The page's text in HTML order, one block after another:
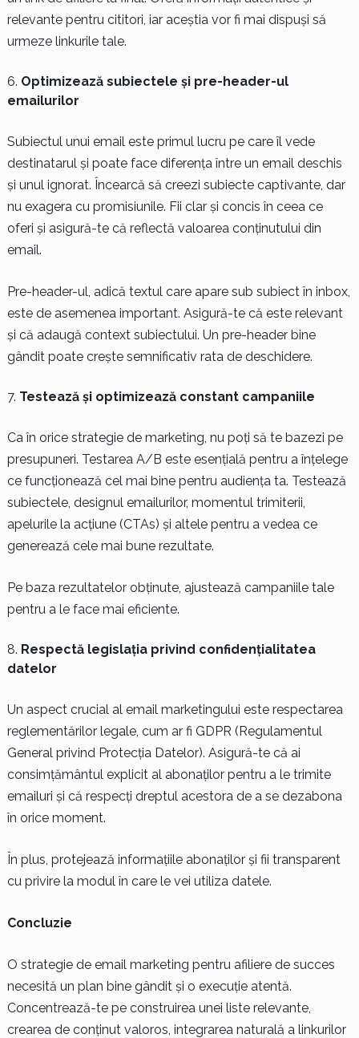
relevante pentru cititori, iar aceștia vor fi mai dispuși să
urmeze linkurile tale.
Optimizează subiectele și pre-header-ul
emailurilor
Subiectul unui email este primul lucru pe care îl vede
destinatarul și poate face diferența între un email deschis
și unul ignorat. Încearcă să creezi subiecte captivante, dar
nu exagera cu promisiunile. Fii clar și concis în ceea ce
oferi și asigură-te că reflectă valoarea conținutului din
email.
Pre-header-ul, adică textul care apare sub subiect în inbox,
este de asemenea important. Asigură-te că este relevant
și că adaugă context subiectului. Un pre-header bine
gândit poate crește semnificativ rata de deschidere.
Testează și optimizează constant campaniile
Ca în orice strategie de marketing, nu poți să te bazezi pe
presupuneri. Testarea A/B este esențială pentru a înțelege
ce funcționează cel mai bine pentru audiența ta. Testează
subiectele, designul emailurilor, momentul trimiterii,
apelurile la acțiune (CTAs) și altele pentru a vedea ce
generează cele mai bune rezultate.
Pe baza rezultatelor obținute, ajustează campaniile tale
pentru a le face mai eficiente.
Respectă legislația privind confidențialitatea
datelor
Un aspect crucial al email marketingului este respectarea
reglementărilor legale, cum ar fi GDPR (Regulamentul
General privind Protecția Datelor). Asigură-te că ai
consimțământul explicit al abonaților pentru a le trimite
emailuri și că respecți dreptul acestora de a se dezabona
în orice moment.
În plus, protejează informațiile abonaților și fii transparent
cu privire la modul în care le vei utiliza datele.
Concluzie
O strategie de email marketing pentru afiliere de succes
necesită un plan bine gândit și o execuție atentă.
Concentrează-te pe construirea unei liste relevante,
crearea de conținut valoros, integrarea naturală a linkurilor